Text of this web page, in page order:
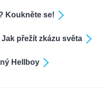
Koukněte se!
přežít zkázu světa
Hellboy